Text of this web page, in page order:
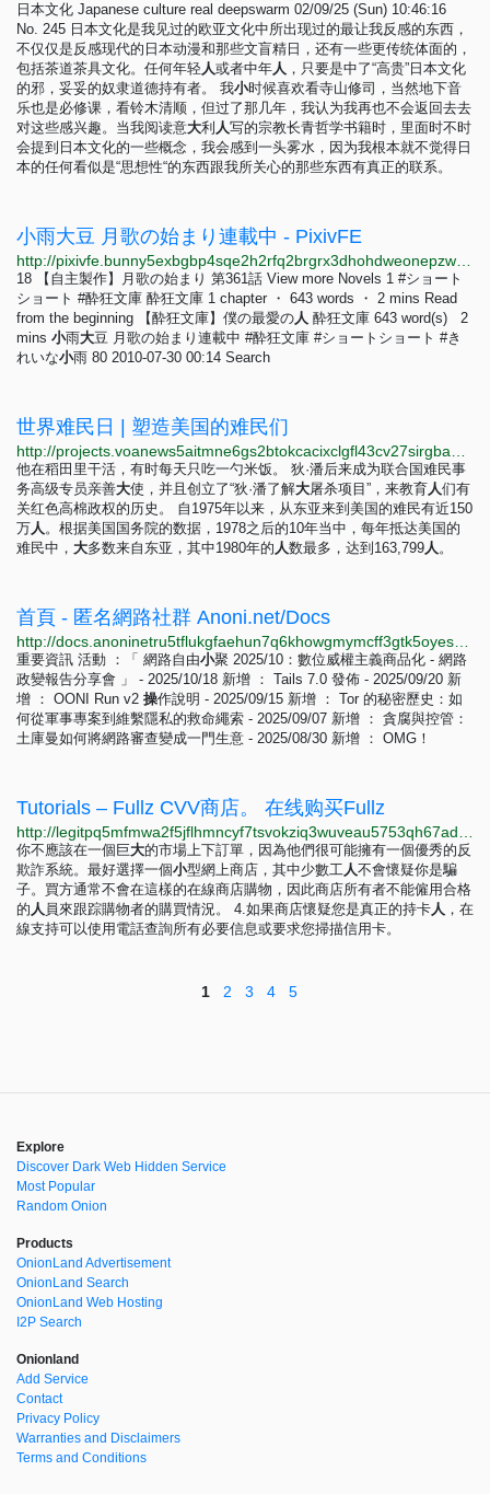
日本文化 Japanese culture real deepswarm 02/09/25 (Sun) 10:46:16
No. 245 日本文化是我见过的欧亚文化中所出现过的最让我反感的东西，
不仅仅是反感现代的日本动漫和那些文盲精日，还有一些更传统体面的，
包括茶道茶具文化。任何年轻人或者中年人 ，只要是中了“高贵”日本文化
的邪，妥妥的奴隶道德持有者。 我小时候喜欢看寺山修司，当然地下音
乐也是必修课，看铃木清顺，但过了那几年，我认为我再也不会返回去去
对这些感兴趣。当我阅读意大利 人写的宗教长青哲学书籍时，里面时不时
会提到日本文化的一些概念，我会感到一头雾水，因为我根本就不觉得日
本的任何看似是“思想性“的东西跟我所关心的那些东西有真正的联系。
小雨大豆 月歌の始まり連載中 - PixivFE
18 【自主製作】月歌の始まり 第361話 View more Novels 1 #ショート
ショート #酔狂文庫 酔狂文庫 1 chapter ・ 643 words ・ 2 mins Read
from the beginning 【酔狂文庫】僕の最愛の人 酔狂文庫 643 word(s) 2
mins 小雨大豆 月歌の始まり連載中 #酔狂文庫 #ショートショート #き
れいな小雨 80 2010-07-30 00:14 Search
世界难民日 | 塑造美国的难民们
他在稻田里干活，有时每天只吃一勺米饭。 狄·潘后来成为联合国难民事
务高级专员亲善大使，并且创立了“狄·潘了解大屠杀项目”，来教育人们有
关红色高棉政权的历史。 自1975年以来，从东亚来到美国的难民有近150
万人。根据美国国务院的数据，1978之后的10年当中，每年抵达美国的
难民中， 大多数来自东亚，其中1980年的人数最多，达到163,799人。
首頁 - 匿名網路社群 Anoni.net/Docs
重要資訊 活動 ：「 網路自由小聚 2025/10：數位威權主義商品化 - 網路
政變報告分享會 」 - 2025/10/18 新增 ： Tails 7.0 發佈 - 2025/09/20 新
增 ： OONI Run v2 操作說明 - 2025/09/15 新增 ： Tor 的秘密歷史：如
何從軍事專案到維繫隱私的救命繩索 - 2025/09/07 新增 ： 貪腐與控管：
土庫曼如何將網路審查變成一門生意 - 2025/08/30 新增 ： OMG！
Tutorials – Fullz CVV商店。 在线购买Fullz
你不應該在一個巨大的市場上下訂單，因為他們很可能擁有一個優秀的反
欺詐系統。最好選擇一個小型網上商店，其中少數工人不會懷疑你是騙
子。買方通常不會在這樣的在線商店購物，因此商店所有者不能僱用合格
的人 員來跟踪購物者的購買情況。 4.如果商店懷疑您是真正的持卡人 ，在
線支持可以使用電話查詢所有必要信息或要求您掃描信用卡。
1 2 3 4 5
Explore
Discover Dark Web Hidden Service
Most Popular
Random Onion
Products
OnionLand Advertisement
OnionLand Search
OnionLand Web Hosting
I2P Search
Onionland
Add Service
Contact
Privacy Policy
Warranties and Disclaimers
Terms and Conditions